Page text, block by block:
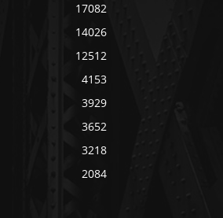
17082
14026
12512
4153
3929
3652
3218
2084